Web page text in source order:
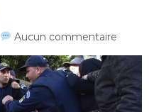
Aucun commentaire